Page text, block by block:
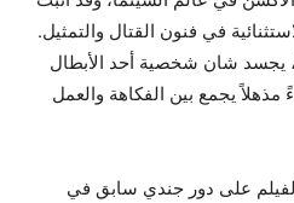
في فنون القتال والتمثيل.
وبدوره في فيلم Hidden Strike، يجسد شان شخصية أحد الأبطال
مذهلاً يجمع بين الفكاهة والعمل
على دور جندي سابق في